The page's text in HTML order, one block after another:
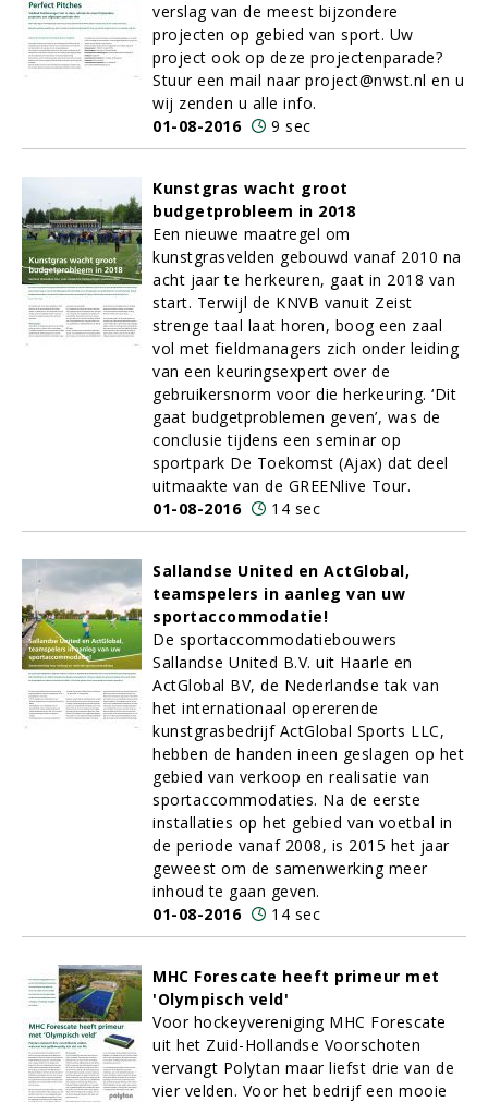
verslag van de meest bijzondere
projecten op gebied van sport. Uw
project ook op deze projectenparade?
Stuur een mail naar project@nwst.nl en u
wij zenden u alle info.
01-08-2016
9 sec
Kunstgras wacht groot
budgetprobleem in 2018
Een nieuwe maatregel om
kunstgrasvelden gebouwd vanaf 2010 na
acht jaar te herkeuren, gaat in 2018 van
start. Terwijl de KNVB vanuit Zeist
strenge taal laat horen, boog een zaal
vol met fieldmanagers zich onder leiding
van een keuringsexpert over de
gebruikersnorm voor die herkeuring. ‘Dit
gaat budgetproblemen geven’, was de
conclusie tijdens een seminar op
sportpark De Toekomst (Ajax) dat deel
uitmaakte van de GREENlive Tour.
01-08-2016
14 sec
Sallandse United en ActGlobal,
teamspelers in aanleg van uw
sportaccommodatie!
De sportaccommodatiebouwers
Sallandse United B.V. uit Haarle en
ActGlobal BV, de Nederlandse tak van
het internationaal opererende
kunstgrasbedrijf ActGlobal Sports LLC,
hebben de handen ineen geslagen op het
gebied van verkoop en realisatie van
sportaccommodaties. Na de eerste
installaties op het gebied van voetbal in
de periode vanaf 2008, is 2015 het jaar
geweest om de samenwerking meer
inhoud te gaan geven.
01-08-2016
14 sec
MHC Forescate heeft primeur met
'Olympisch veld'
Voor hockeyvereniging MHC Forescate
uit het Zuid-Hollandse Voorschoten
vervangt Polytan maar liefst drie van de
vier velden. Voor het bedrijf een mooie